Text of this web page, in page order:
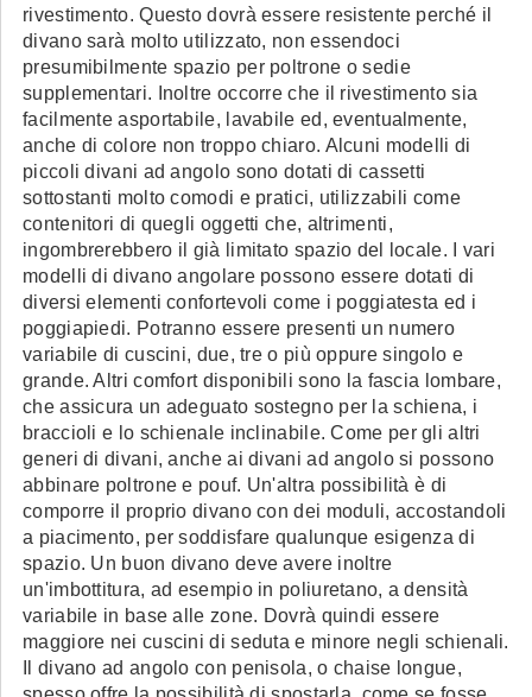
rivestimento. Questo dovrà essere resistente perché il
divano sarà molto utilizzato, non essendoci
presumibilmente spazio per poltrone o sedie
supplementari. Inoltre occorre che il rivestimento sia
facilmente asportabile, lavabile ed, eventualmente,
anche di colore non troppo chiaro. Alcuni modelli di
piccoli divani ad angolo sono dotati di cassetti
sottostanti molto comodi e pratici, utilizzabili come
contenitori di quegli oggetti che, altrimenti,
ingombrerebbero il già limitato spazio del locale. I vari
modelli di divano angolare possono essere dotati di
diversi elementi confortevoli come i poggiatesta ed i
poggiapiedi. Potranno essere presenti un numero
variabile di cuscini, due, tre o più oppure singolo e
grande. Altri comfort disponibili sono la fascia lombare,
che assicura un adeguato sostegno per la schiena, i
braccioli e lo schienale inclinabile. Come per gli altri
generi di divani, anche ai divani ad angolo si possono
abbinare poltrone e pouf. Un'altra possibilità è di
comporre il proprio divano con dei moduli, accostandoli
a piacimento, per soddisfare qualunque esigenza di
spazio. Un buon divano deve avere inoltre
un'imbottitura, ad esempio in poliuretano, a densità
variabile in base alle zone. Dovrà quindi essere
maggiore nei cuscini di seduta e minore negli schienali.
Il divano ad angolo con penisola, o chaise longue,